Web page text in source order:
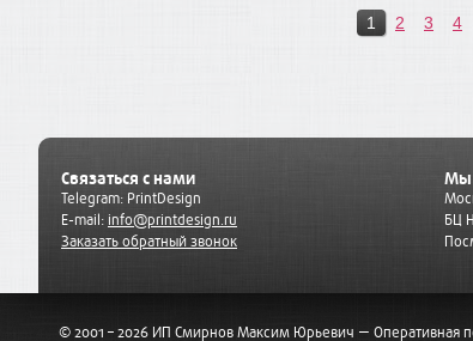
1 2 3 4
Связаться с нами
Telegram: PrintDesign
E-mail: info@printdesign.ru
Заказать обратный звонок
Мы
БЦ
© 2001 – 2026 ИП Смирнов Максим Юрьевич — Оперативная